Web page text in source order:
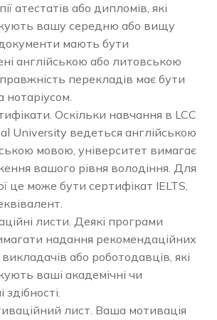
атестатів або дипломів, які
вашу середню або вищу
документи мають бути
англійською або литовською
перекладів має бути
нотаріусом.
Оскільки навчання в LCC
University ведеться англійською
мовою, університет вимагає
вашого рівня володіння. Для
це може бути сертифікат IELTS,
листи. Деякі програми
надання рекомендаційних
викладачів або роботодавців, які
ваші академічні чи
здібності.
лист. Ваша мотивація